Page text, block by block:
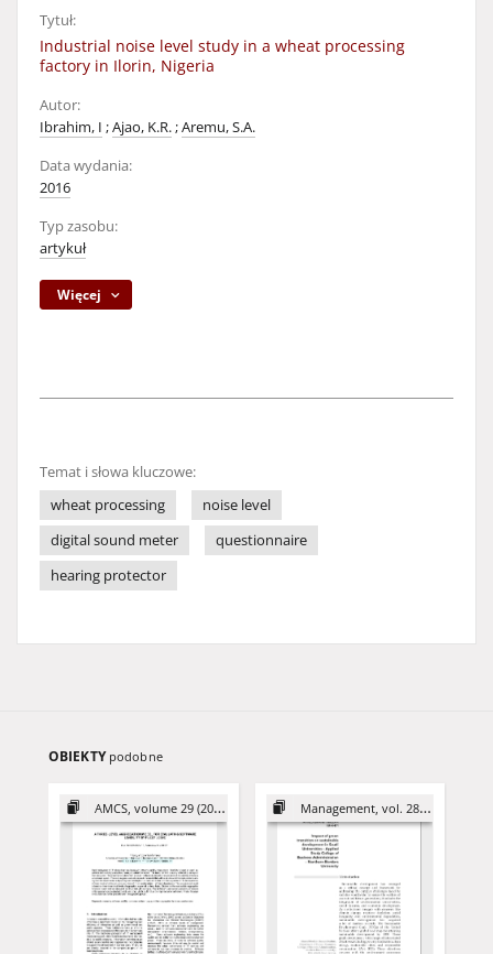
Tytuł:
Industrial noise level study in a wheat processing
factory in Ilorin, Nigeria
Autor:
Ibrahim, I ;Ajao, K.R.;Aremu, S.A.
Data wydania:
2016
Typ zasobu:
artykuł
Więcej
Temat i słowa kluczowe:
wheat processing
noise level
digital sound meter
questionnaire
hearing protector
OBIEKTY podobne
AMCS, volume 29 (2019) Management, vol. 28 (2024)